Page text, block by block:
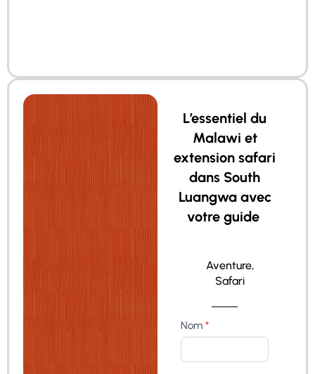
L’essentiel du
Malawi et
extension safari
dans South
Luangwa avec
votre guide
Aventure,
Safari
L’Essentiel
du
Malawi
Nom *